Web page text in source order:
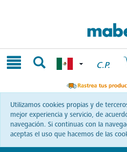
C.P.
Utilizamos cookies propias y de
mejor experiencia y servicio, de
navegación. Si continuas con la
aceptas el uso que hacemos de las